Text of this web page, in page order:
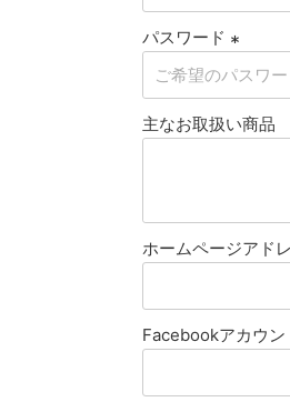
)
パスワード
(
必
須
主なお取扱い商品
ホームページアド
Facebookアカウン